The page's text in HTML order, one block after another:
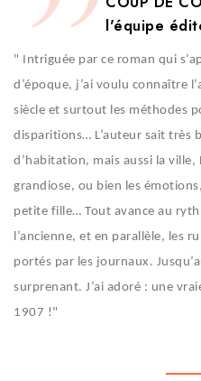
l'équipe
" Intriguée par ce roman qui
d’époque, j’ai voulu connaître
siècle et surtout les méthodes
disparitions… L’auteur sait très
d’habitation, mais aussi la ville,
grandiose, ou bien les
petite fille… Tout avance au
l’ancienne, et en parallèle, les
portés par les journaux.
surprenant. J’ai adoré : une
1907 !"